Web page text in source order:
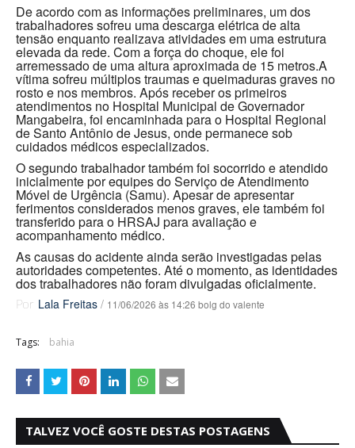
De acordo com as informações preliminares, um dos
trabalhadores sofreu uma descarga elétrica de alta
tensão enquanto realizava atividades em uma estrutura
elevada da rede. Com a força do choque, ele foi
arremessado de uma altura aproximada de 15 metros.A
vítima sofreu múltiplos traumas e queimaduras graves no
rosto e nos membros. Após receber os primeiros
atendimentos no Hospital Municipal de Governador
Mangabeira, foi encaminhada para o Hospital Regional
de Santo Antônio de Jesus, onde permanece sob
cuidados médicos especializados.
O segundo trabalhador também foi socorrido e atendido
inicialmente por equipes do Serviço de Atendimento
Móvel de Urgência (Samu). Apesar de apresentar
ferimentos considerados menos graves, ele também foi
transferido para o HRSAJ para avaliação e
acompanhamento médico.
As causas do acidente ainda serão investigadas pelas
autoridades competentes. Até o momento, as identidades
dos trabalhadores não foram divulgadas oficialmente.
Por Lala Freitas / 11/06/2026 às 14:26 bolg do valente
Tags: bahia
TALVEZ VOCÊ GOSTE DESTAS POSTAGENS